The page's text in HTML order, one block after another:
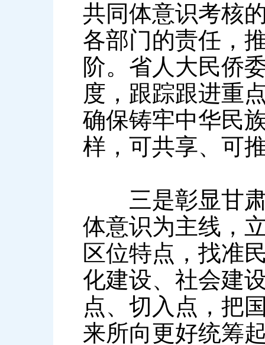
共同体意识考核
各部门的责任，
阶。省人大民侨
度，跟踪跟进重
确保铸牢中华民
样，可共享、可
三是彰显甘肃
体意识为主线，
区位特点，找准
化建设、社会建
点、切入点，把
来所向更好统筹